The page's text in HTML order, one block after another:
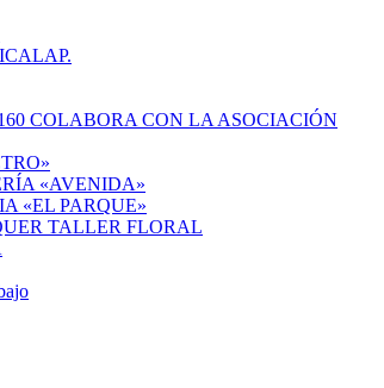
COLABORA CON LA ASOCIACIÓN
«AVENIDA»
«EL PARQUE»
TALLER FLORAL